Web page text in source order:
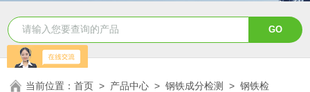
当前位置：首页 > 产品中心 >钢铁成分检测 >钢铁检